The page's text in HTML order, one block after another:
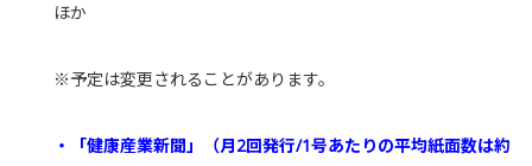
ほか
※予定は変更されることがあります。
・「健康産業新聞」（月2回発行/1号あたりの平均紙面数は約